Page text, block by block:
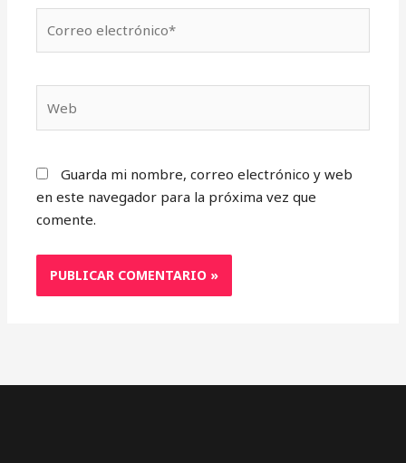
electrónico*
Guarda mi nombre, correo electrónico y web
en este navegador para la próxima vez que
comente.